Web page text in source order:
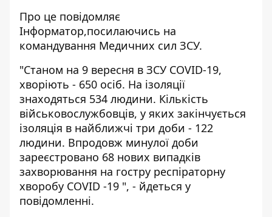
Про це повідомляє
Інформатор,посилаючись на
командування Медичних сил ЗСУ.
"Станом на 9 вересня в ЗСУ COVID-19,
хворіють - 650 осіб. На ізоляції
знаходяться 534 людини. Кількість
військовослужбовців, у яких закінчується
ізоляція в найближчі три доби - 122
людини. Впродовж минулої доби
зареєстровано 68 нових випадків
захворювання на гостру респіраторну
хворобу COVID -19 ", - йдеться у
повідомленні.